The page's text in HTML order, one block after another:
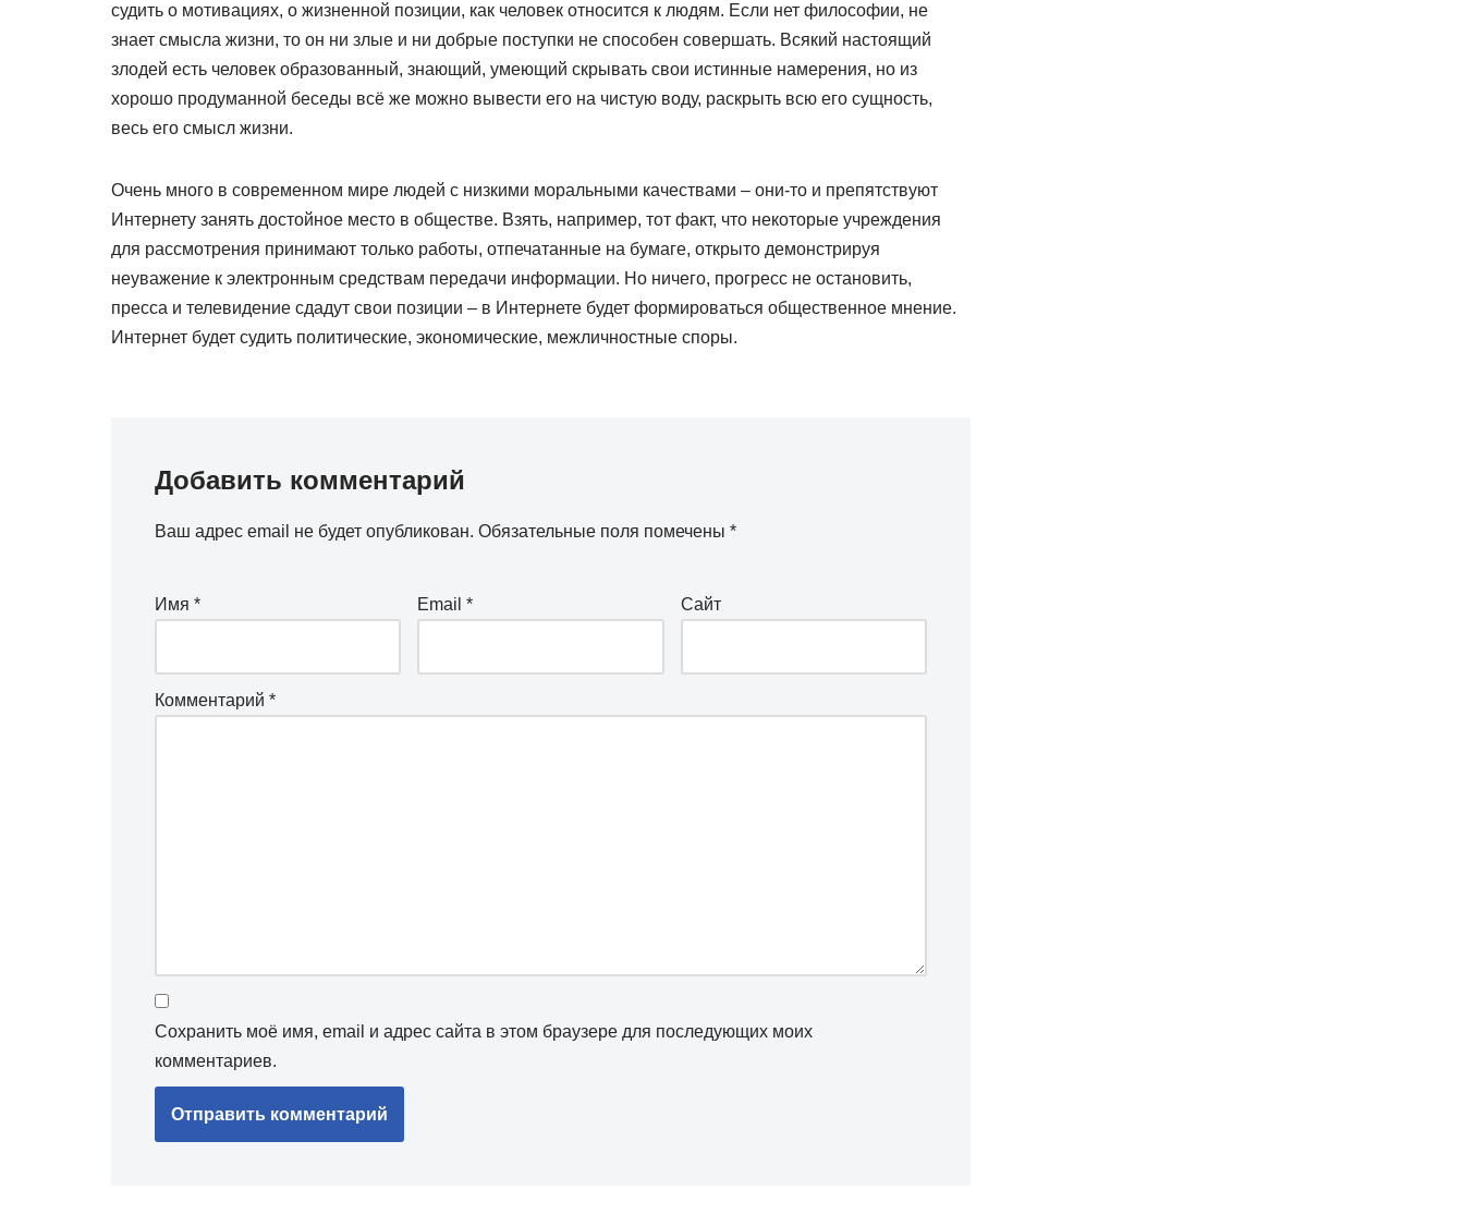
судить о мотивациях, о жизненной позиции, как человек относится к людям. Если нет философии, не
знает смысла жизни, то он ни злые и ни добрые поступки не способен совершать. Всякий настоящий
злодей есть человек образованный, знающий, умеющий скрывать свои истинные намерения, но из
хорошо продуманной беседы всё же можно вывести его на чистую воду, раскрыть всю его сущность,
весь его смысл жизни.
Очень много в современном мире людей с низкими моральными качествами – они-то и препятствуют
Интернету занять достойное место в обществе. Взять, например, тот факт, что некоторые учреждения
для рассмотрения принимают только работы, отпечатанные на бумаге, открыто демонстрируя
неуважение к электронным средствам передачи информации. Но ничего, прогресс не остановить,
пресса и телевидение сдадут свои позиции – в Интернете будет формироваться общественное мнение.
Интернет будет судить политические, экономические, межличностные споры.
Добавить комментарий
Ваш адрес email не будет опубликован. Обязательные поля помечены *
Имя * Email* Сайт
Комментарий *
Сохранить моё имя, email и адрес сайта в этом браузере для последующих моих
комментариев.